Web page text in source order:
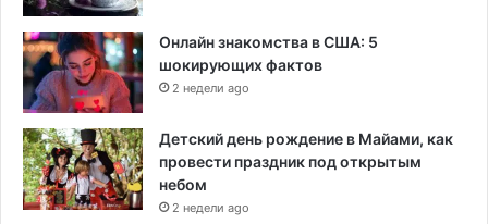
Онлайн знакомства в США: 5
шокирующих фактов
2 недели ago
Детский день рождение в Майами, как
провести праздник под открытым
небом
2 недели ago